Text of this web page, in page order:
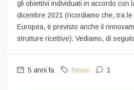
gli obiettivi individuati in accordo con
dicembre 2021 (ricordiamo che, tra
Europea, è previsto anche il
strutture ricettive). Vediamo, di
5 anni fa News 1